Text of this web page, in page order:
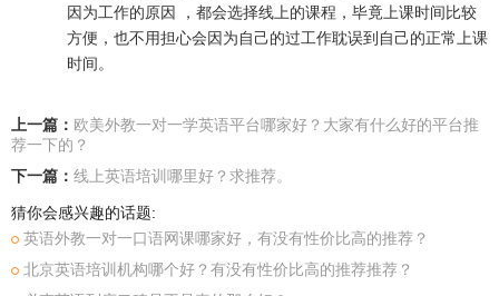
因为工作的原因 ，都会选择线上的课程，毕竟上课时间比较
方便，也不用担心会因为自己的过工作耽误到自己的正常上课
时间。
上一篇： 欧美外教一对一学英语平台哪家好？大家有什么好的平台推
荐一下的？
下一篇： 线上英语培训哪里好？求推荐。
猜你会感兴趣的话题:
英语外教一对一口语网课哪家好，有没有性价比高的推荐？
北京英语培训机构哪个好？有没有性价比高的推荐推荐？